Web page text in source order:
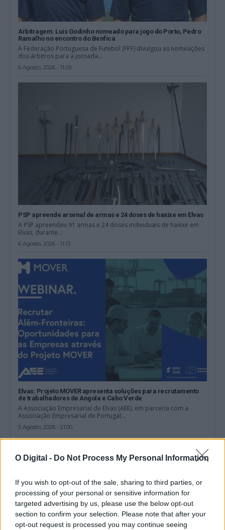
O Digital - Do Not Process My Personal Information
If you wish to opt-out of the sale, sharing to third parties, or
processing of your personal or sensitive information for
targeted advertising by us, please use the below opt-out
section to confirm your selection. Please note that after your
opt-out request is processed you may continue seeing
Arbitragem: Luís Godinho nomeado para jogo do Porto, Pedro
Ramalho no encontro do Benfica
A Federação Portuguesa de Futebol (FPF) divulgou as nomeações
dos árbitros para a jornada...
6 Agosto, 2026 - 11:29
PSP apreende arsenal de armas e 24 doses de haxixe em Elvas
A PSP apreendeu 91 armas e 24 doses individuais de haxixe em
Elvas, durante...
6 Agosto, 2026 - 11:13
Elvas: Projeto MOVER apresenta soluções para recrutamento
de trabalhadores de Angola e Cabo Verde
A Associação Empresarial de Elvas (AEE), em parceria com a
Associação Empresarial de Portugal...
5 Agosto, 2026 - 21:00